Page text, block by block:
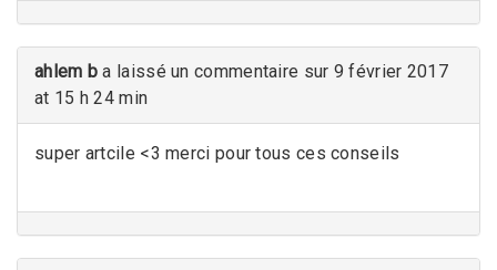
ahlem b a laissé un commentaire sur 9 février 2017
at 15 h 24 min
super artcile <3 merci pour tous ces conseils